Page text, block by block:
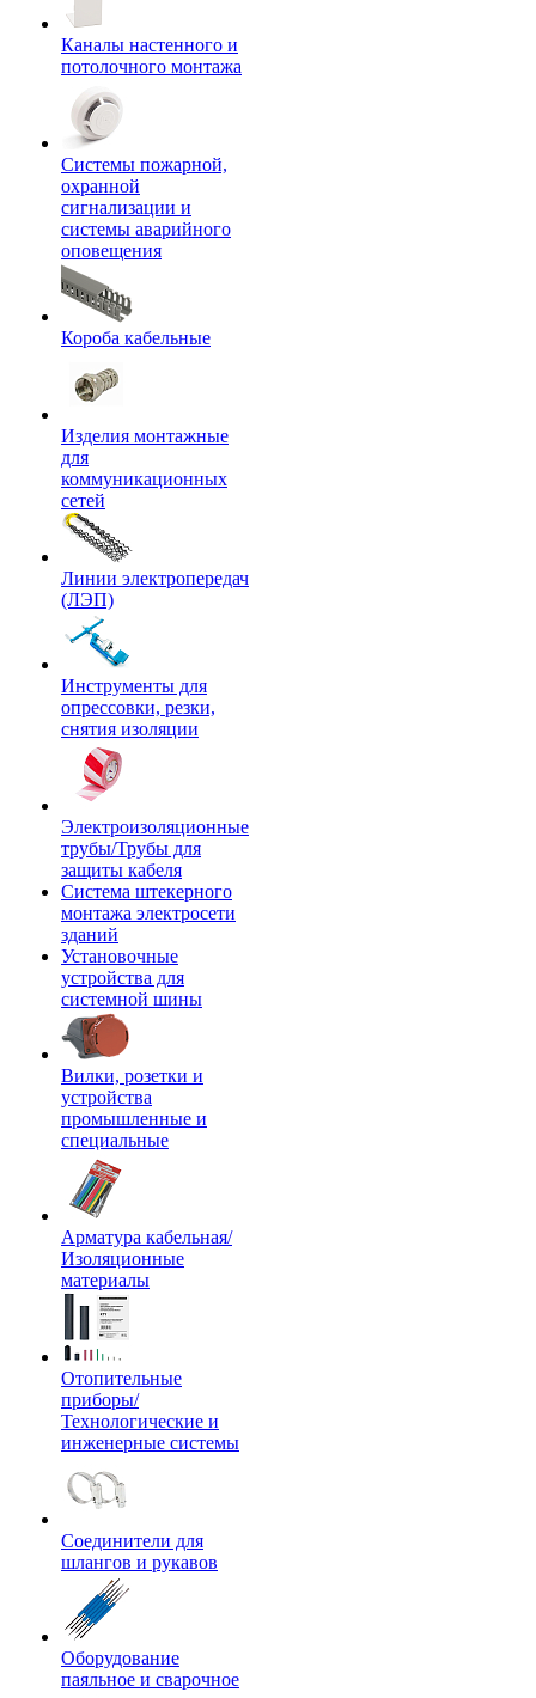
Каналы настенного и
потолочного монтажа
Системы пожарной,
охранной
сигнализации и
системы аварийного
оповещения
Короба кабельные
Изделия монтажные
для
коммуникационных
сетей
Линии электропередач
(ЛЭП)
Инструменты для
опрессовки, резки,
снятия изоляции
Электроизоляционные
трубы/Трубы для
защиты кабеля
Система штекерного
монтажа электросети
зданий
Установочные
устройства для
системной шины
Вилки, розетки и
устройства
промышленные и
специальные
Арматура кабельная/
Изоляционные
материалы
Отопительные
приборы/
Технологические и
инженерные системы
Соединители для
шлангов и рукавов
Оборудование
паяльное и сварочное